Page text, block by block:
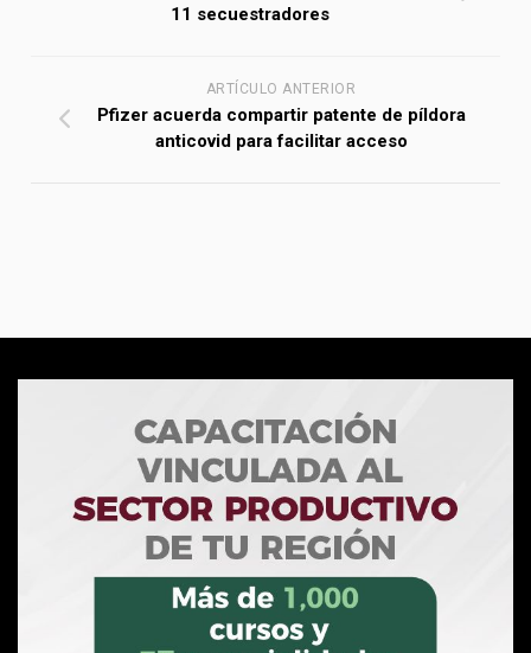
11 secuestradores
ARTÍCULO ANTERIOR
Pfizer acuerda compartir patente de píldora
anticovid para facilitar acceso